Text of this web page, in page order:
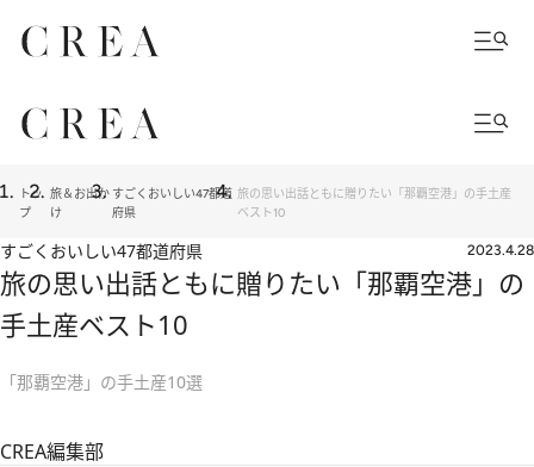
トッ
プ
旅＆お出か
け
すごくおいしい47都道
府県
旅の思い出話ともに贈りたい「那覇空港」の手土産
ベスト10
すごくおいしい47都道府県 2023.4.28
旅の思い出話ともに贈りたい「那覇空港」の
手土産ベスト10
「那覇空港」の手土産10選
CREA編集部